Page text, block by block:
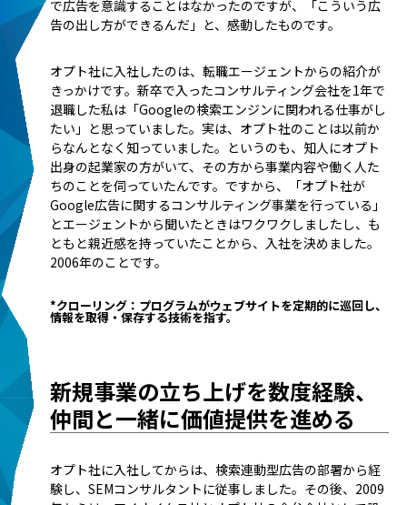
で広告を意識することはなかったのですが、「こういう広
告の出し方ができるんだ」と、感動したものです。
オプト社に入社したのは、転職エージェントからの紹介が
きっかけです。新卒で入ったコンサルティング会社を1年で
退職した私は「Googleの検索エンジンに関われる仕事がし
たい」と思っていました。実は、オプト社のことは以前か
らなんとなく知っていました。というのも、知人にオプト
出身の起業家の方がいて、その方から事業内容や働く人た
ちのことを伺っていたんです。ですから、「オプト社が
Google広告に関するコンサルティング事業を行っている」
とエージェントから聞いたときはワクワクしましたし、も
ともと親近感を持っていたことから、入社を決めました。
2006年のことです。
*クローリング：プログラムがウェブサイトを定期的に巡回し、
情報を取得・保存する技術を指す。
新規事業の立ち上げを数度経験、
仲間と一緒に価値提供を進める
オプト社に入社してからは、検索連動型広告の部署から経
験し、SEMコンサルタントに従事しました。その後、2009